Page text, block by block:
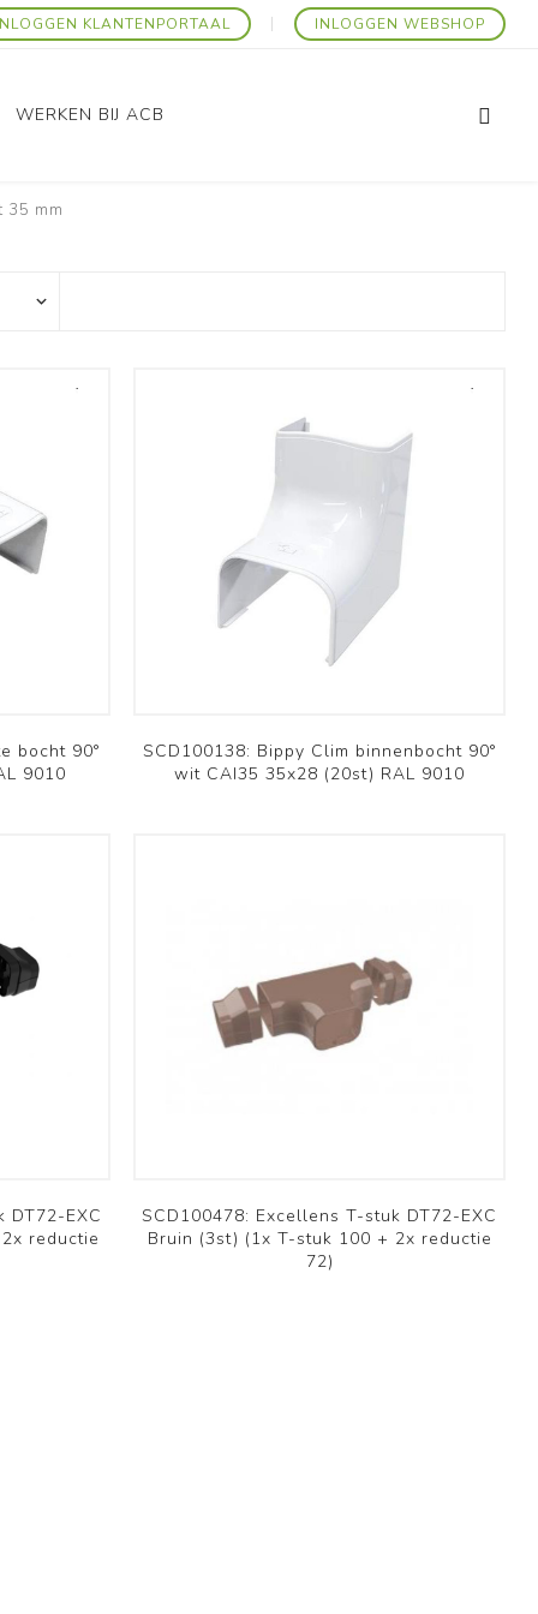
KLANTENPORTAAL INLOGGEN WEBSHOP
Promo Artikelen
WERKEN BIJ ACB
35 mm
bocht 90°
9010
SCD100138: Bippy Clim binnenbocht 90°
wit CAI35 35x28 (20st) RAL 9010
DT72-EXC
reductie
SCD100478: Excellens T-stuk DT72-EXC
Bruin (3st) (1x T-stuk 100 + 2x reductie
72)